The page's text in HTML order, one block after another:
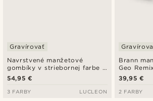
Navrstvené manžetové
gombíky v striebornej farbe z
ocele
Gravírovať
54,95 €
3 FARBY LUCLEON
Brann
Geo Remix
39,95 €
2 FARBY